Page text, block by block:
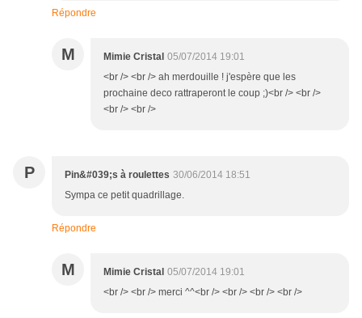
Répondre
M Mimie Cristal 05/07/2014 19:01
<br /> <br /> ah merdouille ! j'espère que les
prochaine deco rattraperont le coup ;)<br /> <br />
<br /> <br />
P Pin&#039;s à roulettes 30/06/2014 18:51
Sympa ce petit quadrillage.
Répondre
M Mimie Cristal 05/07/2014 19:01
<br /> <br /> merci ^^<br /> <br /> <br /> <br />